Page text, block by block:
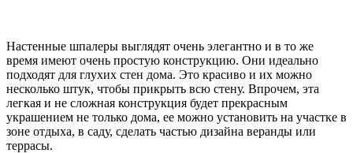
Настенные шпалеры выглядят очень элегантно и в то же
время имеют очень простую конструкцию. Они идеально
подходят для глухих стен дома. Это красиво и их можно
несколько штук, чтобы прикрыть всю стену. Впрочем, эта
легкая и не сложная конструкция будет прекрасным
украшением не только дома, ее можно установить на участке в
зоне отдыха, в саду, сделать частью дизайна веранды или
террасы.